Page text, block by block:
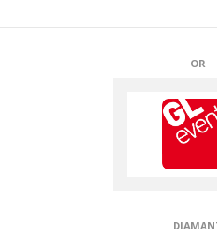
PROJETO
SOUTIENS